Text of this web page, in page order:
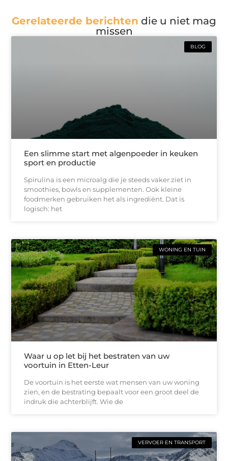
Gerelateerde berichten die u niet mag
missen
BLOG
Een slimme start met algenpoeder in keuken
sport en productie
Spirulina is een microalg die je steeds vaker ziet in
smoothies, bowls en supplementen. Ook kleine
foodmerken gebruiken het als ingrediënt. Dat is
logisch: het
WONING EN TUIN
Waar u op let bij het bestraten van uw
voortuin in Etten-Leur
De voortuin is het eerste wat mensen van uw woning
zien, en de bestrating bepaalt voor een groot deel de
indruk die achterblijft. Wie de
VERVOER EN TRANSPORT